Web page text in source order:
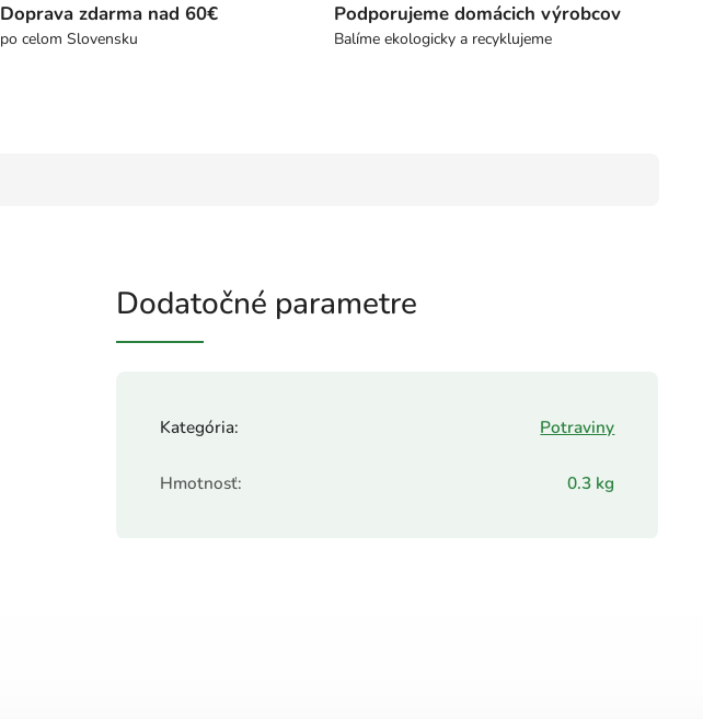
Doprava zdarma nad 60€
po celom Slovensku
Podporujeme domácich výrobcov
Balíme ekologicky a recyklujeme
Dodatočné parametre
Kategória: Potraviny
Hmotnosť: 0.3 kg